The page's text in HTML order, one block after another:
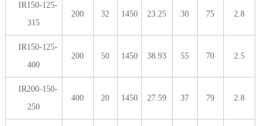
IR150-125-
315
200 32 1450 23.25 30 75 2.8
IR150-125-
400
200 50 1450 38.93 55 70 2.5
IR200-150-
250
400 20 1450 27.59 37 79 2.8